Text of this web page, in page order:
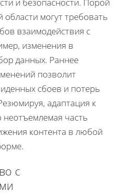
могут требовать
взаимодействия с
изменения в
данных. Раннее
позволит
сбоев и потерь
адаптация к
часть
контента в любой
с